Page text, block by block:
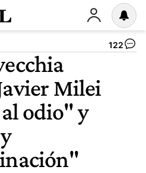
122
Milei
odio" y